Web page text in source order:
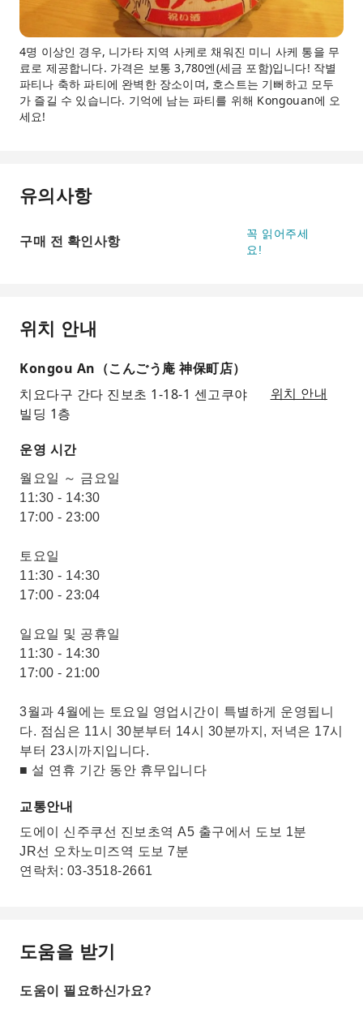
4명 이상인 경우, 니가타 지역 사케로 채워진 미니 사케 통을 무
료로 제공합니다. 가격은 보통 3,780엔(세금 포함)입니다! 작별
파티나 축하 파티에 완벽한 장소이며, 호스트는 기뻐하고 모두
가 즐길 수 있습니다. 기억에 남는 파티를 위해 Kongouan에 오
세요!
유의사항
구매 전 확인사항
꼭 읽어주세
요!
위치 안내
Kongou An（こんごう庵 神保町店）
치요다구 간다 진보초 1-18-1 센고쿠야
빌딩 1층
위치 안내
운영 시간
월요일 ～ 금요일
11:30 - 14:30
17:00 - 23:00
토요일
11:30 - 14:30
17:00 - 23:04
일요일 및 공휴일
11:30 - 14:30
17:00 - 21:00
3월과 4월에는 토요일 영업시간이 특별하게 운영됩니
다. 점심은 11시 30분부터 14시 30분까지, 저녁은 17시
부터 23시까지입니다.
■ 설 연휴 기간 동안 휴무입니다
교통안내
도에이 신주쿠선 진보초역 A5 출구에서 도보 1분
JR선 오차노미즈역 도보 7분
연락처: 03-3518-2661
도움을 받기
도움이 필요하신가요?